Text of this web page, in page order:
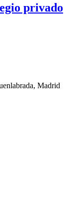
privado
Madrid